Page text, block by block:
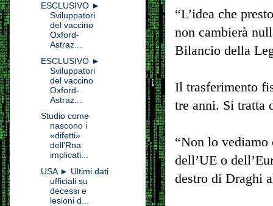
“L’idea che
non cambierà
Bilancio della
Il trasferimento
tre anni. Si tratta
“Non lo vediamo
dell’UE o
destro di Draghi
ESCLUSIVO ►
Sviluppatori
del vaccino
Oxford-
Astraz...
ESCLUSIVO ►
Sviluppatori
del vaccino
Oxford-
Astraz...
Studio come
nascono i
«difetti»
dell'Rna
implicati...
USA ► Ultimi dati
ufficiali su
decessi e
lesioni d...